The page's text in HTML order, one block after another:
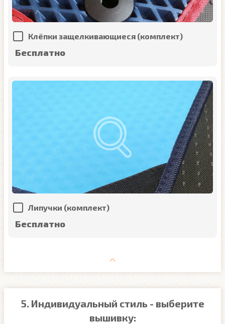
Клёпки защелкивающиеся (комплект)
Бесплатно
Липучки (комплект)
Бесплатно
5. Индивидуальный стиль - выберите
вышивку: